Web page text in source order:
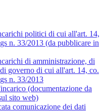
politici di cui all'art. 14,
n. 33/2013 (da pubblicare in
di amministrazione, di
governo di cui all'art. 14, co.
n. 33/2013
(documentazione da
sito web)
comunicazione dei dati